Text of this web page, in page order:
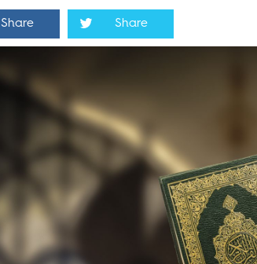
Share Share